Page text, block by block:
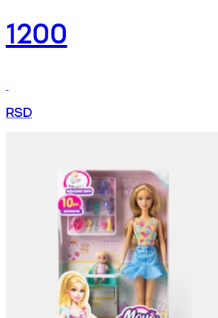
1200
RSD